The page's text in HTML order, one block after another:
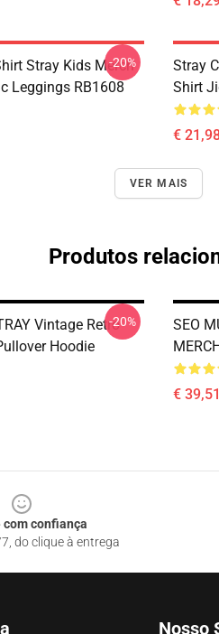
Stray Kids Merch
Leggings RB1608
-20%
Stray
Shirt
€
VER MAIS
Produtos
Vintage Retro
Hoodie
-20%
SEO
€
com confiança
do clique à entrega
Nosso